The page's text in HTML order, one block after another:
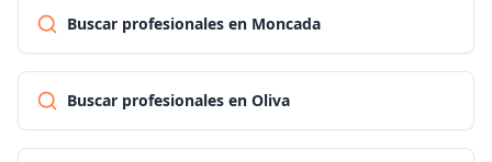
Buscar profesionales en Moncada
Buscar profesionales en Oliva